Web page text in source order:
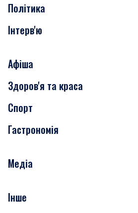
Політика
Інтерв'ю
Афіша
Сьогодні
Завтра
Субота
Здоров'я та краса
Медицина
Краса
Спорт
Гастрономія
Рецепти
Медіа
Фото
Інше